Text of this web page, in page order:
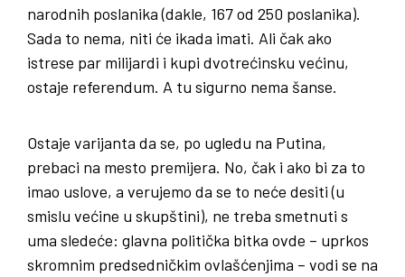
narodnih poslanika (dakle, 167 od 250 poslanika).
Sada to nema, niti će ikada imati. Ali čak ako
istrese par milijardi i kupi dvotrećinsku većinu,
ostaje referendum. A tu sigurno nema šanse.
Ostaje varijanta da se, po ugledu na Putina,
prebaci na mesto premijera. No, čak i ako bi za to
imao uslove, a verujemo da se to neće desiti (u
smislu većine u skupštini), ne treba smetnuti s
uma sledeće: glavna politička bitka ovde – uprkos
skromnim predsedničkim ovlašćenjima – vodi se na